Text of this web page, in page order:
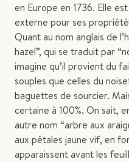
en Europe en 1736. Elle
externe pour ses
Quant au nom anglais de
hazel”, qui se traduit par
imagine qu’il provient du
souples que celles du
baguettes de sourcier.
certaine à 100%. On sait,
autre nom “arbre aux
aux pétales jaune vif, en
apparaissent avant les